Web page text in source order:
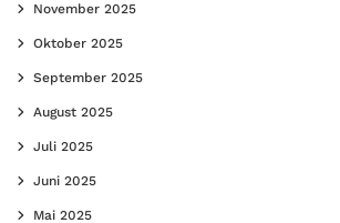
November 2025
Oktober 2025
September 2025
August 2025
Juli 2025
Juni 2025
Mai 2025